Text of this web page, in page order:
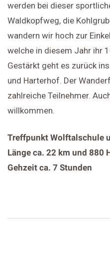
werden bei dieser
Waldkopfweg, die
wandern wir hoch zur
welche in diesem Jahr ihr
Gestärkt geht es zurück
und Harterhof. Der
zahlreiche Teilnehmer.
willkommen.
Treffpunkt Wolftalschule
Länge ca. 22 km und 880
Gehzeit ca. 7 Stunden